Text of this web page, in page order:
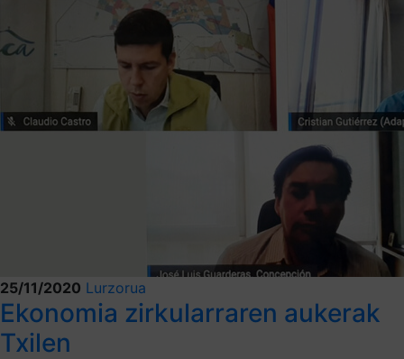
25/11/2020 Lurzorua
Ekonomia zirkularraren aukerak
Txilen